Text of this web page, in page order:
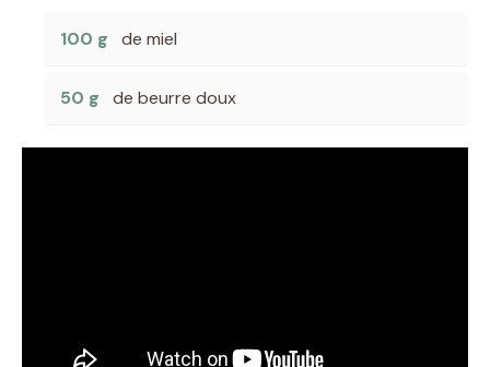
100 g de miel
50 g de beurre doux